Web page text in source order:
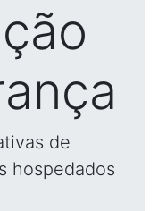
de
hospedados